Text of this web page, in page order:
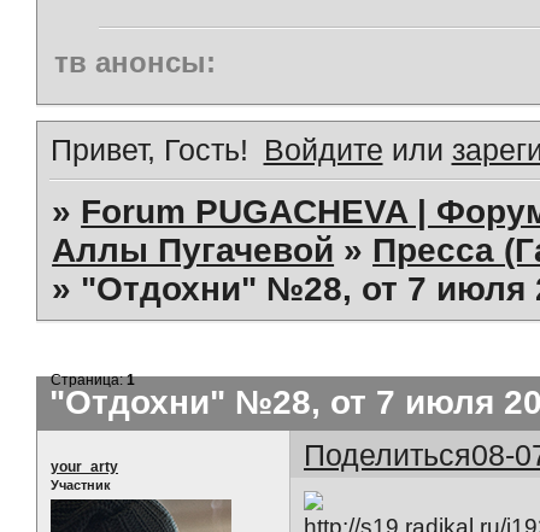
тв анонсы:
Привет, Гость! Войдите или
» Forum PUGACHEVA |
Аллы Пугачевой » Пресса
» "Отдохни" №28, от 7
"Отдохни" №28, от 7 июля
Страница:1
Поделиться08-
your_arty
Участник